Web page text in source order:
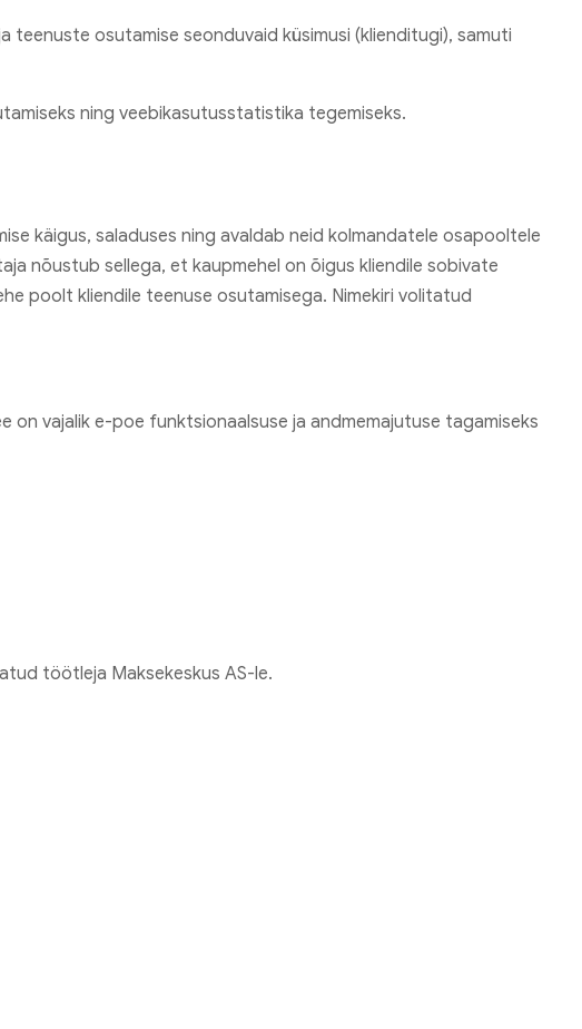
teenuste osutamise seonduvaid küsimusi (klienditugi), samuti
ning veebikasutusstatistika tegemiseks.
käigus, saladuses ning avaldab neid kolmandatele osapooltele
nõustub sellega, et kaupmehel on õigus kliendile sobivate
poolt kliendile teenuse osutamisega. Nimekiri volitatud
vajalik e-poe funktsionaalsuse ja andmemajutuse tagamiseks
töötleja Maksekeskus AS-le.